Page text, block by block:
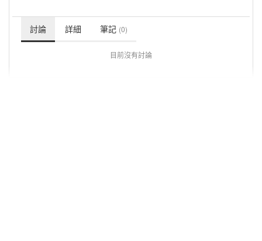
討論 詳細 筆記 (0)
目前沒有討論